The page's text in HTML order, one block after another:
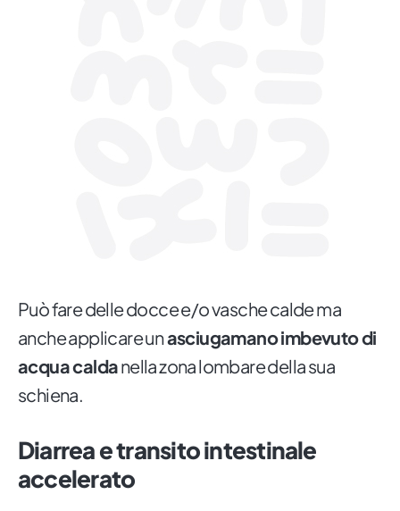
Può fare delle docce e/o vasche calde ma
anche applicare unasciugamano imbevuto di
acqua caldanella zona lombare della sua
schiena.
Diarrea e transito intestinale
accelerato